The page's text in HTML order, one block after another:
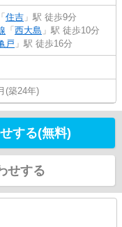
「 住吉 」駅 徒歩9分
「 西大島 」駅 徒歩10分
戸 」駅 徒歩16分
(築24年)
する(無料)
せする